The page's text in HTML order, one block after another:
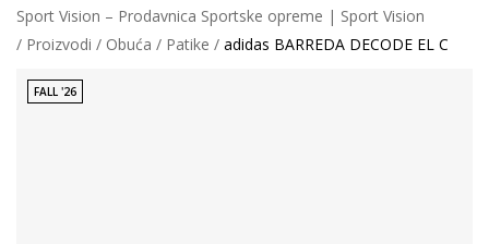
Sport Vision – Prodavnica Sportske opreme | Sport Vision
Proizvodi
Obuća Patike adidas BARREDA DECODE EL C
FALL '26